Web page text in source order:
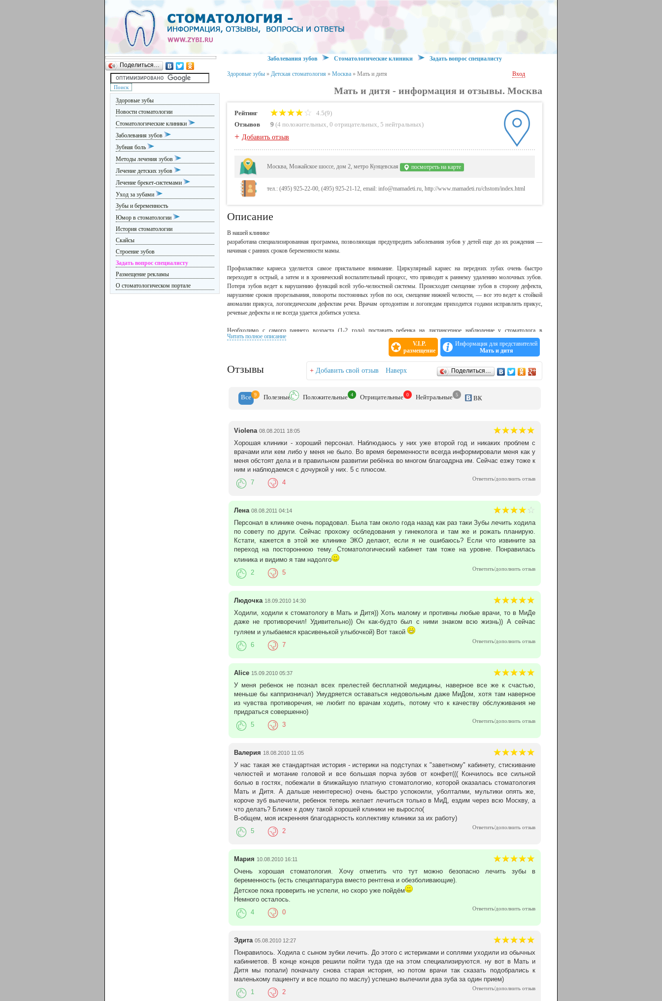
Поделиться…
Здоровые зубы
Новости стоматологии
Стоматологические клиники
Заболевания зубов
Зубная боль
Методы лечения зубов
Лечение детских зубов
Лечение брекет-системами
Уход за зубами
Зубы и беременность
Юмор в стоматологии
История стоматологии
Скайсы
Строение зубов
Задать вопрос специалисту
Размещение рекламы
О стоматологическом портале
Заболевания зубов Стоматологические клиники Задать вопрос специалисту
Здоровые зубы » Детская стоматология » Москва » Мать и дитя Вход
Мать и дитя - информация и отзывы. Москва
Рейтинг
4.5(9)
Отзывов
9 (4 положительных, 0 отрицательных, 5 нейтральных)
+ Добавить отзыв
Москва, Можайское шоссе, дом 2, метро Кунцевская посмотреть на карте
тел.: (495) 925-22-00, (495) 925-21-12, email: info@mamadeti.ru, http://www.mamadeti.ru/chstom/index.html
Описание
В нашей клинике
разработана специализированная программа, позволяющая предупредить заболевания зубов у детей еще до их рождения —
начиная с ранних сроков беременности мамы.
Профилактике кариеса уделяется самое пристальное внимание. Циркулярный кариес на передних зубах очень быстро
переходит в острый, а затем и в хронический воспалительный процесс, что приводит к раннему удалению молочных зубов.
Потеря зубов ведет к нарушению функций всей зубо-челюстной системы. Происходит смещение зубов в сторону дефекта,
нарушение сроков прорезывания, повороты постоянных зубов по оси, смещение нижней челюсти, — все это ведет к стойкой
аномалии прикуса, логопедическим дефектам речи. Врачам ортодонтам и логопедам приходится годами исправлять прикус,
речевые дефекты и не всегда удается добиться успеха.
Необходимо с самого раннего возраста (1-2 года) поставить ребенка на диспансерное наблюдение у стоматолога в
независимости от состояния зубов. С 3-х летнего возраста, стоматолог выделяет среди детей «группу риска», по количеству
зубов, пораженных воспалительным процессом и совместно с такими специалистами как ЛОР, аллерголог, иммунолог,
физиотерапевт, разрабатывает программу индивидуального наблюдения в каждом отдельном случае. В настоящее время
существует много профилактических и лечебных препаратов способных укреплять ткани зубов.
подвержена поражению кариозным процессом. Для их защиты используются специальные герметики, которые наносятся на
жевательные поверхности зубов. Чтобы надежно предупредить кариес постоянных зубов необходимо начинать его
Есть еще одна проблема не менее важная, чем кариес зубов — это так называемый «юношеский гингивит» — воспалительный
гигиенических норм полости рта.
Для того чтобы предотвратить и преостановить развитие воспалительных заболеваний слизистой оболочки полости рта, а к
ним относятся и стоматиты различной этиологии, необходимо проведение стоматологом контрольных мероприятий по
гигиене полости рта, удаление над- и поддесневого камня, с тщательной последующей полировкой зубов фтор-содержащими
пастами и гелями. Для этого используются установки Air Flov при помощи которых можно быстро и безболезненно
Читать полное описание
V.I.P.
размещение
Информация для представителей
Мать и дитя
Отзывы + Добавить свой отзыв Наверх Поделиться…
Все 9 Полезные Положительные 4 Отрицательные 0 Нейтральные 5 ВК
Violena 08.08.2011 18:05
Хорошая клиники - хороший персонал. Наблюдаюсь у них уже второй год и никаких проблем с
врачами или кем либо у меня не было. Во время беременности всегда информировали меня как у
меня обстоят дела и в правильном развитии ребёнка во многом благоадрна им. Сейчас езжу тоже к
ним и наблюдаемся с дочуркой у них. 5 с плюсом.
Ответить/дополнить отзыв
7 4
Лена 08.08.2011 04:14
Персонал в клинике очень порадовал. Была там около года назад как раз таки Зубы лечить ходила
по совету по други. Сейчас прохожу осбледования у гинеколога и там же и рожать планирую.
Кстати, кажется в этой же клинике ЭКО делают, если я не ошибаюсь? Если что извините за
переход на постороннюю тему. Стоматологический кабинет там тоже на уровне. Понравилась
клиника и видимо я там надолго
Ответить/дополнить отзыв
2 5
Людочка 18.09.2010 14:30
Ходили, ходили к стоматологу в Мать и Дитя)) Хоть малому и противны любые врачи, то в МиДе
даже не противоречил! Удивительно)) Он как-будто был с ними знаком всю жизнь)) А сейчас
гуляем и улыбаемся красивенькой улыбочкой) Вот такой
Ответить/дополнить отзыв
6 7
Alice 15.09.2010 05:37
У меня ребенок не познал всех прелестей бесплатной медицины, наверное все же к счастью,
меньше бы каппризничал) Умудряется оставаться недовольным даже МиДом, хотя там наверное
из чувства противоречия, не любит по врачам ходить, потому что к качеству обслуживания не
придраться совершенно)
Ответить/дополнить отзыв
5 3
Валерия 18.08.2010 11:05
У нас такая же стандартная история - истерики на подступах к "заветному" кабинету, стискивание
челюстей и мотание головой и все большая порча зубов от конфет((( Кончилось все сильной
болью в гостях, побежали в ближайшую платную стоматологию, которой оказалась стоматология
Мать и Дитя. А дальше неинтересно) очень быстро успокоили, уболталми, мультики опять же,
короче зуб вылечили, ребенок теперь желает лечиться только в МиД, ездим через всю Москву, а
что делать? Ближе к дому такой хорошей клиники не выросло(
В-общем, моя искренняя благодарность коллективу клиники за их работу)
Ответить/дополнить отзыв
5 2
Мария 10.08.2010 16:11
Очень хорошая стоматология. Хочу отметить что тут можно безопасно лечить зубы в
беременность (есть спецаппаратура вместо рентгена и обезболивающие).
Детское пока проверить не успели, но скоро уже пойдём
Немного осталось.
Ответить/дополнить отзыв
4 0
Эдита 05.08.2010 12:27
Понравилось. Ходила с сыном зубки лечить. До этого с истериками и соплями уходили из обычных
кабиниетов. В конце концов решили пойти туда где на этом специализируются. ну вот в Мать и
Дитя мы попали) поначалу снова старая история, но потом врачи так сказать подобрались к
маленькому пациенту и все пошло по маслу) успешно вылечили два зуба за один прием)
Ответить/дополнить отзыв
1 2